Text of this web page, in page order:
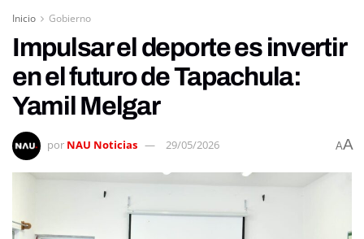
Inicio Gobierno
Impulsar el deporte es invertir
en el futuro de Tapachula:
Yamil Melgar
por NAU Noticias 29/05/2026 AA